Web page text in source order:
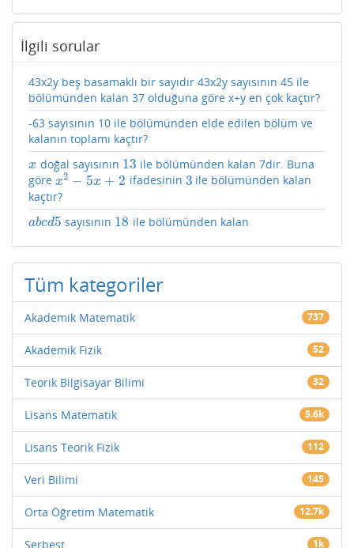
İlgili sorular
43x2y beş basamaklı bir sayıdır 43x2y sayısının 45 ile
bölümünden kalan 37 olduğuna göre x+y en çok kaçtır?
-63 sayısının 10 ile bölümünden elde edilen bölüm ve
kalanın toplamı kaçtır?
x
x doğal sayısının 13
13 ile bölümünden kalan 7dir. Buna
göre x2 − 5x + 2
x2−5x +2 ifadesinin 3
3 ile bölümünden kalan
kaçtır?
abcd5
abcd5 sayısının 18
18 ile bölümünden kalan
Tüm kategoriler
Akademik Matematik 737
Akademik Fizik 52
Teorik Bilgisayar Bilimi 32
Lisans Matematik 5.6k
Lisans Teorik Fizik 112
Veri Bilimi 145
Orta Öğretim Matematik 12.7k
Serbest 1k